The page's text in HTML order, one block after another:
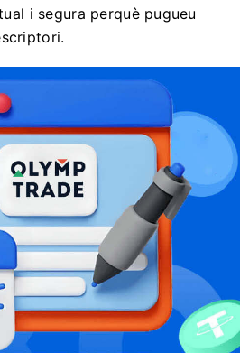
i segura perquè pugueu